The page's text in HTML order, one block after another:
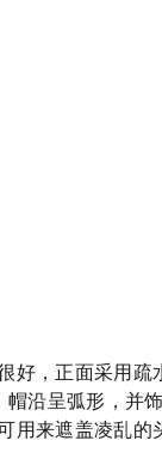
好，正面采用
沿呈弧形，并
来遮盖凌乱的